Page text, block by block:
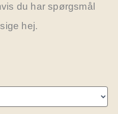
du har spørgsmål
hej.